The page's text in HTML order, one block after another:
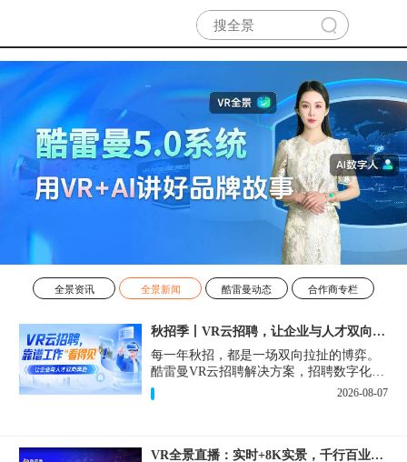
全景资讯 全景新闻 酷雷曼动态 合作商专栏
秋招季丨VR云招聘，让企业与人才双向奔赴！
每一年秋招，都是一场双向拉扯的博弈。
酷雷曼VR云招聘解决方案，招聘数字化的
实用工具，告别“信息博弈”，真正实现企
业与人才双向奔赴。
2026-08-07
VR全景直播：实时+8K实景，千行百业的数字化利器